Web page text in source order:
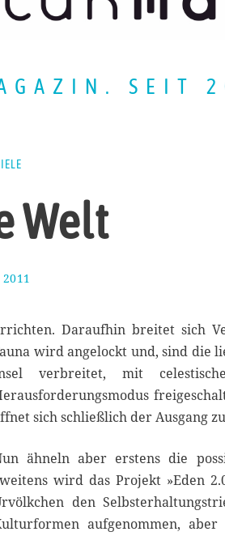
SEIT
Welt
S
p
e
m
b
r
0
1
7
Daraufhin breitet sich
wird angelockt und, sind die
verbreitet, mit
sich schließlich der Ausgang
ähneln aber erstens die
wird das Projekt »Eden
den
aufgenommen,